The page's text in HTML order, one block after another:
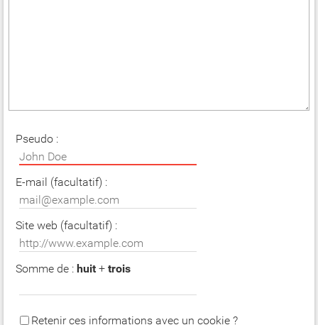
Pseudo :
E-mail (facultatif) :
Site web (facultatif) :
Somme de : huit + trois
Retenir ces informations avec un cookie ?